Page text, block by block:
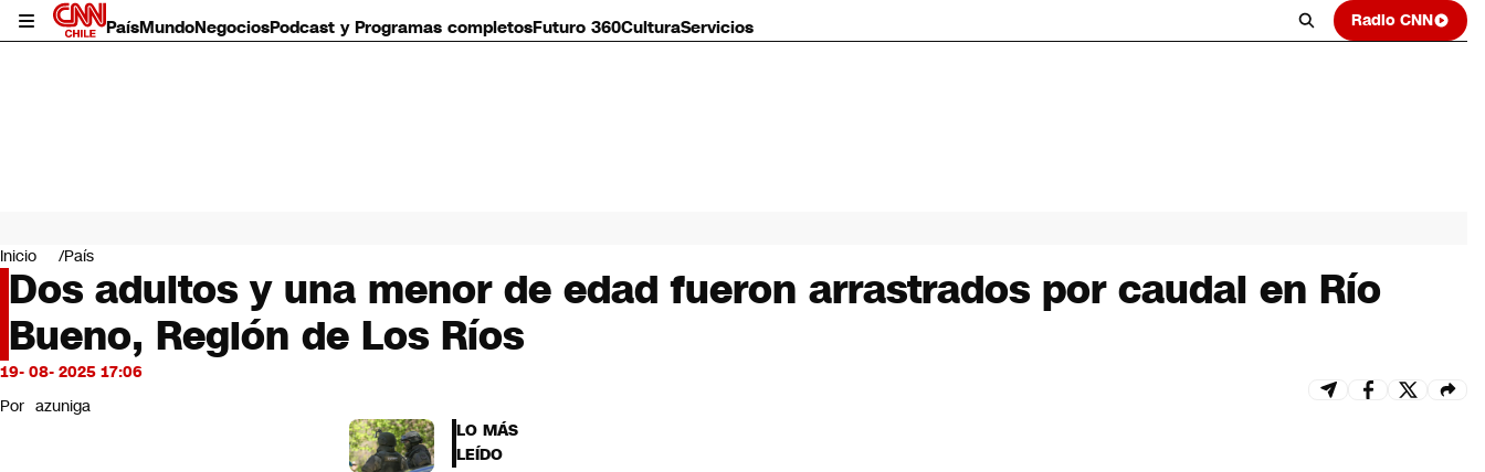
PaísMundoNegociosPodcast y Programas completosFuturo 360CulturaServicios Radio CNN
Mundo
Negocios
Deportes
Programas completos
Cultura
Servicios
CNN Data
Inicio País
Dos adultos y una menor de edad fueron arrastrados por caudal en Río
Bueno, Región de Los Ríos
19- 08- 2025 17:06
Por azuniga
LO MÁS
LEÍDO